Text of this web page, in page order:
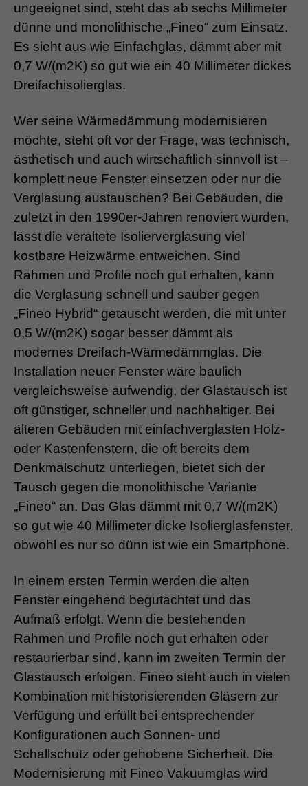
ungeeignet sind, steht das ab sechs Millimeter
dünne und monolithische „Fineo“ zum Einsatz.
Es sieht aus wie Einfachglas, dämmt aber mit
0,7 W/(m2K) so gut wie ein 40 Millimeter dickes
Dreifachisolierglas.
Wer seine Wärmedämmung modernisieren
möchte, steht oft vor der Frage, was technisch,
ästhetisch und auch wirtschaftlich sinnvoll ist –
komplett neue Fenster einsetzen oder nur die
Verglasung austauschen? Bei Gebäuden, die
zuletzt in den 1990er-Jahren renoviert wurden,
lässt die veraltete Isolierverglasung viel
kostbare Heizwärme entweichen. Sind
Rahmen und Profile noch gut erhalten, kann
die Verglasung schnell und sauber gegen
„Fineo Hybrid“ getauscht werden, die mit unter
0,5 W/(m2K) sogar besser dämmt als
modernes Dreifach-Wärmedämmglas. Die
Installation neuer Fenster wäre baulich
vergleichsweise aufwendig, der Glastausch ist
oft günstiger, schneller und nachhaltiger. Bei
älteren Gebäuden mit einfachverglasten Holz-
oder Kastenfenstern, die oft bereits dem
Denkmalschutz unterliegen, bietet sich der
Tausch gegen die monolithische Variante
„Fineo“ an. Das Glas dämmt mit 0,7 W/(m2K)
so gut wie 40 Millimeter dicke Isolierglasfenster,
obwohl es nur so dünn ist wie ein Smartphone.
In einem ersten Termin werden die alten
Fenster eingehend begutachtet und das
Aufmaß erfolgt. Wenn die bestehenden
Rahmen und Profile noch gut erhalten oder
restaurierbar sind, kann im zweiten Termin der
Glastausch erfolgen. Fineo steht auch in vielen
Kombination mit historisierenden Gläsern zur
Verfügung und erfüllt bei entsprechender
Konfigurationen auch Sonnen- und
Schallschutz oder gehobene Sicherheit. Die
Modernisierung mit Fineo Vakuumglas wird